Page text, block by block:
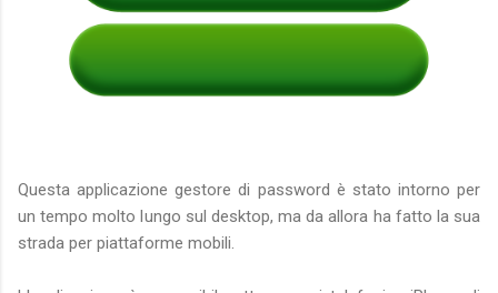
Questa applicazione gestore di password è stato intorno per
un tempo molto lungo sul desktop, ma da allora ha fatto la sua
strada per piattaforme mobili.